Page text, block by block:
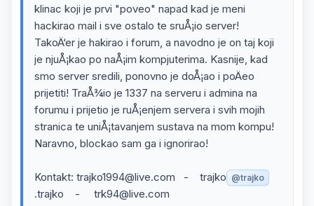
klinac koji je prvi "poveo" napad kad je meni
hackirao mail i sve ostalo te sruÅ¡io server!
TakoÄ‘er je hakirao i forum, a navodno je on taj koji
je njuÅ¡kao po naÅ¡im kompjuterima. Kasnije, kad
smo server sredili, ponovno je doÅ¡ao i poÄeo
prijetiti! TraÅ¾io je 1337 na serveru i admina na
forumu i prijetio je ruÅ¡enjem servera i svih mojih
stranica te uniÅ¡tavanjem sustava na mom kompu!
Naravno, blockao sam ga i ignorirao!
Kontakt: trajko1994@live.com - trajko @trajko
.trajko - trk94@live.com